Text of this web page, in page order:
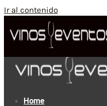
Ir al contenido
Home